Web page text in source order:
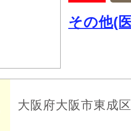
その他(
大阪府大阪市東成